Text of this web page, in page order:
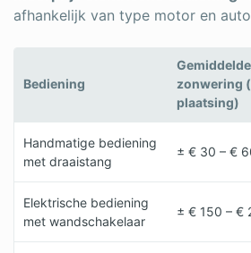
afhankelijk van type motor en
Bediening
zonwering
plaatsing)
Handmatige bediening
met draaistang
± € 30 – €
Elektrische bediening
met wandschakelaar
± € 150 – €